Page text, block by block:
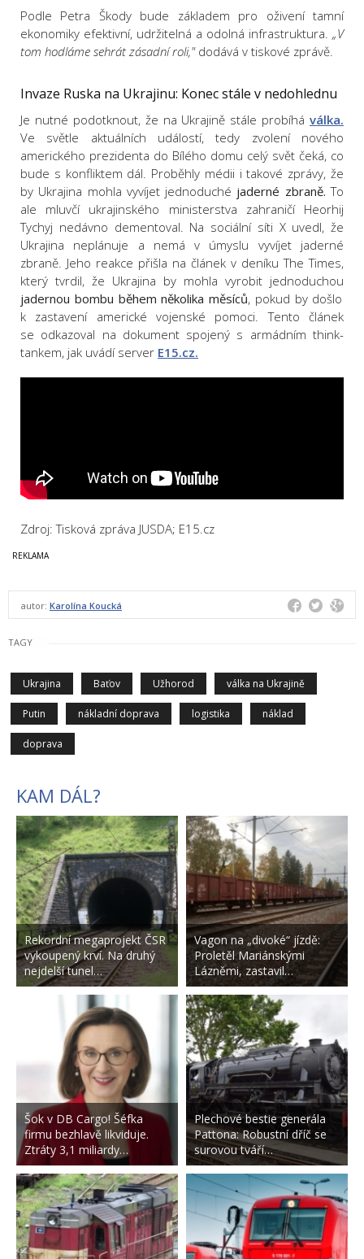
Podle Petra Škody bude základem pro oživení tamní
ekonomiky efektivní, udržitelná a odolná infrastruktura. „V
tom hodláme sehrát zásadní roli,"dodává v tiskové zprávě.
Invaze Ruska na Ukrajinu: Konec stále v nedohlednu
Je nutné podotknout, že na Ukrajině stále probíhá válka.
Ve světle aktuálních událostí, tedy zvolení nového
amerického prezidenta do Bílého domu celý svět čeká, co
bude s konfliktem dál. Proběhly médii i takové zprávy, že
by Ukrajina mohla vyvíjet jednoduché jaderné zbraně. To
ale mluvčí ukrajinského ministerstva zahraničí Heorhij
Tychyj nedávno dementoval. Na sociální síti X uvedl, že
Ukrajina neplánuje a nemá v úmyslu vyvíjet jaderné
zbraně. Jeho reakce přišla na článek v deníku The Times,
který tvrdil, že Ukrajina by mohla vyrobit jednoduchou
jadernou bombu během několika měsíců, pokud by došlo
k zastavení americké vojenské pomoci. Tento článek
se odkazoval na dokument spojený s armádním think-
tankem, jak uvádí server E15.cz.
Zdroj: Tisková zpráva JUSDA; E15.cz
autor: Karolína Koucká
TAGY
Ukrajina Baťov Užhorod válka na Ukrajině
Putin nákladní doprava logistika náklad
doprava
KAM DÁL?
Rekordní megaprojekt ČSR
vykoupený krví. Na druhý
nejdelší tunel…
Šok v DB Cargo! Šéfka
firmu bezhlavě likviduje.
Ztráty 3,1 miliardy…
Vagon na „divoké“ jízdě:
Proletěl Mariánskými
Lázněmi, zastavil…
Plechové bestie generála
Pattona: Robustní dříč se
surovou tváří…